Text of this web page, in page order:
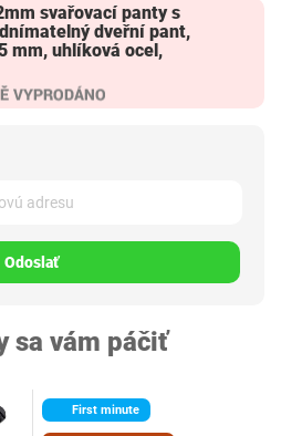
svařovací panty s
dveřní pant,
mm, uhlíková ocel,
Odoslať
sa vám páčiť
First minute